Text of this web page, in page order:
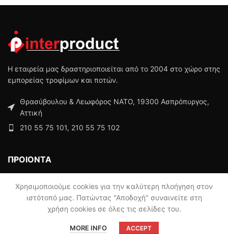
Η εταιρεία μας δραστηριοποιείται από το 2004 στο χώρο στης
εμπορείας τροφίμων και ποτών.
Θρασύβουλου & Λεωφόρος ΝΑΤΟ, 19300 Ασπρόπυργος,
Αττική
210 55 75 101, 210 55 75 102
ΠΡΟΙΟΝΤΑ
ΜΕΝΟΥ
Powered by Digisol
Χρησιμοποιούμε cookies για την καλύτερη πλοήγηση στον
ιστότοπό μας. Πατώντας "Αποδοχή" συναινείτε στη
χρήση cookies σε όλες τις σελίδες του.
MORE INFO ACCEPT